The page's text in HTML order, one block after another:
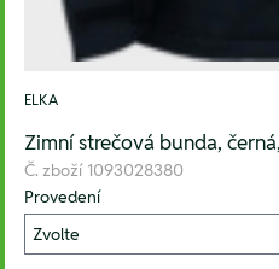
ELKA
Zimní strečová bunda,
Č. zboží 1093028380
Provedení